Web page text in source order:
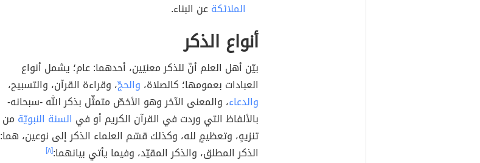
الملائكةعن البناء.
أنواع الذكر
بيّن أهل العلم أنّ للذكر معنيَين، أحدهما: عام؛ يشمل أنواع
العبادات بعمومها؛ كالصلاة، والحجّ، وقراءة القرآن، والتسبيح،
والدعاء، والمعنى الآخر وهو الأخصّ متمثّل بذكر الله -سبحانه-
بالألفاظ التي وردت في القرآن الكريم أو في السنة النبويّة من
تنزيهٍ، وتعظيمٍ لله، وكذلك قسّم العلماء الذكر إلى نوعين، هما:
الذكر المطلق، والذكر المقيّد، وفيما يأتي بيانهما:[٨]